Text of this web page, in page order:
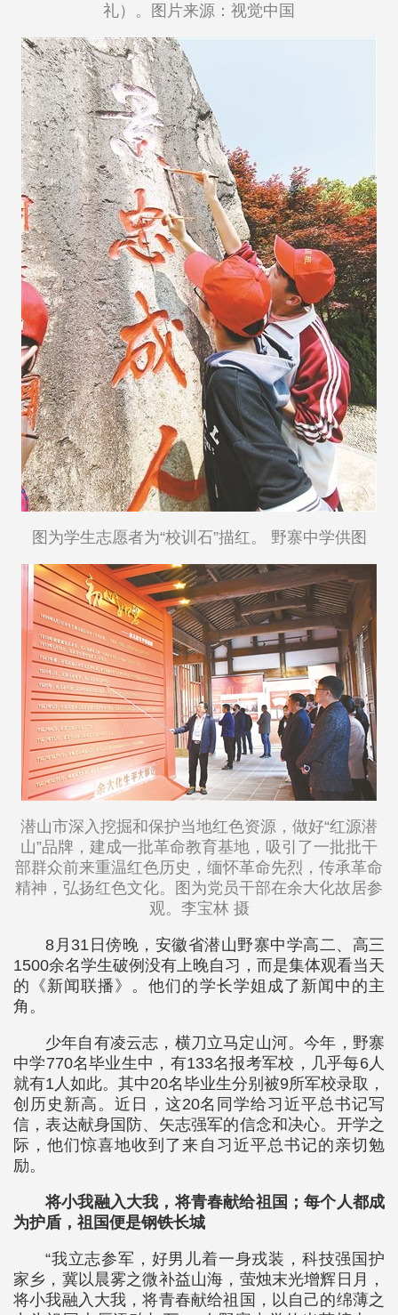
礼）。图片来源：视觉中国
图为学生志愿者为“校训石”描红。 野寨中学供图
潜山市深入挖掘和保护当地红色资源，做好“红源潜
山”品牌，建成一批革命教育基地，吸引了一批批干
部群众前来重温红色历史，缅怀革命先烈，传承革命
精神，弘扬红色文化。图为党员干部在余大化故居参
观。李宝林 摄
8月31日傍晚，安徽省潜山野寨中学高二、高三
1500余名学生破例没有上晚自习，而是集体观看当天
的《新闻联播》。他们的学长学姐成了新闻中的主
角。
少年自有凌云志，横刀立马定山河。今年，野寨
中学770名毕业生中，有133名报考军校，几乎每6人
就有1人如此。其中20名毕业生分别被9所军校录取，
创历史新高。近日，这20名同学给习近平总书记写
信，表达献身国防、矢志强军的信念和决心。开学之
际，他们惊喜地收到了来自习近平总书记的亲切勉
励。
将小我融入大我，将青春献给祖国；每个人都成
为护盾，祖国便是钢铁长城
“我立志参军，好男儿着一身戎装，科技强国护
家乡，冀以晨雾之微补益山海，萤烛末光增辉日月，
将小我融入大我，将青春献给祖国，以自己的绵薄之